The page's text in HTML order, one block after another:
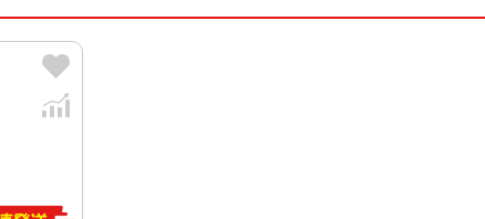
ブラック、ホワイト、ピンク、ティール、ウルトラ
128GB、256GB、512GB